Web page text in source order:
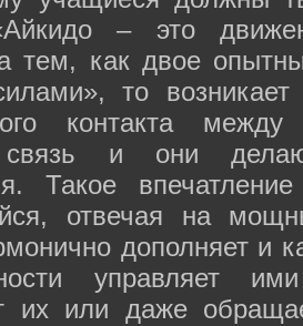
– это
тем, как двое
то возникает
контакта
связь и они
Такое
отвечая на
дополняет и
управляет
их или даже